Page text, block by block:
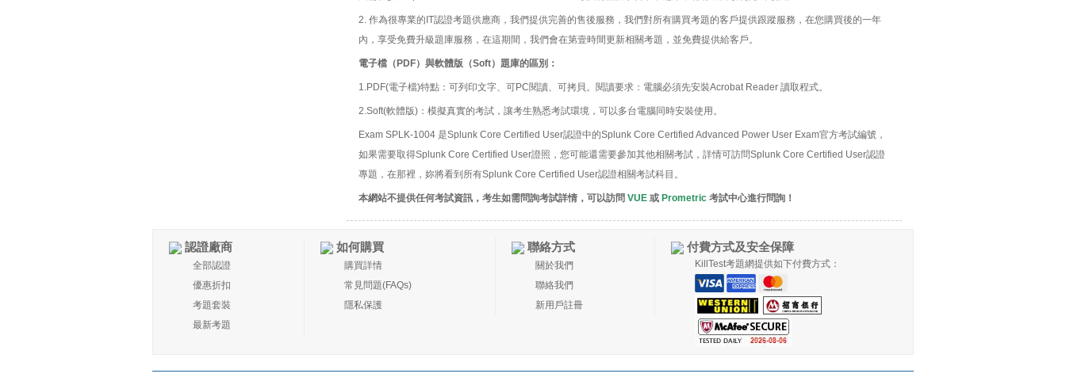
2. 作為很專業的IT認證考題供應商，我們提供完善的售後服務，我們對所有購買考題的客戶提供跟蹤服務，在您購買後的一年
內，享受免費升級題庫服務，在這期間，我們會在第壹時間更新相關考題，並免費提供給客戶。
電子檔（PDF）與軟體版（Soft）題庫的區別：
1.PDF(電子檔)特點：可列印文字、可PC閱讀、可拷貝。閱讀要求：電腦必須先安裝Acrobat Reader 讀取程式。
2.Soft(軟體版)：模擬真實的考試，讓考生熟悉考試環境，可以多台電腦同時安裝使用。
Exam SPLK-1004 是Splunk Core Certified User認證中的Splunk Core Certified Advanced Power User Exam官方考試編號，
如果需要取得Splunk Core Certified User證照，您可能還需要參加其他相關考試，詳情可訪問Splunk Core Certified User認證
專題，在那裡，妳將看到所有Splunk Core Certified User認證相關考試科目。
本網站不提供任何考試資訊，考生如需問詢考試詳情，可以訪問 VUE 或 Prometric 考試中心進行問詢！
認證廠商
全部認證
優惠折扣
考題套裝
最新考題
如何購買
購買詳情
常見問題(FAQs)
隱私保護
聯絡方式
關於我們
聯絡我們
新用戶註冊
付費方式及安全保障
KillTest考題網提供如下付費方式：